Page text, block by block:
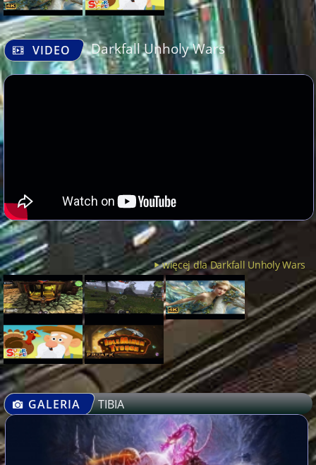
VIDEO Darkfall Unholy Wars
więcej dla Darkfall Unholy Wars
GALERIA TIBIA